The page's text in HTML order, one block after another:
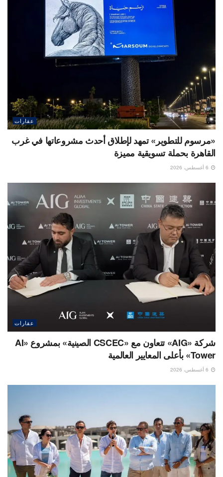
عقارات
«مرسوم للتطوير» تمهد لإطلاق أحدث مشروعاتها في غرب
القاهرة بحملة تسويقية مميزة
عقارات
شركة «AIG» تتعاون مع «CSCEC الصينية» بمشروع «AI
Tower» بأعلى المعايير العالمية